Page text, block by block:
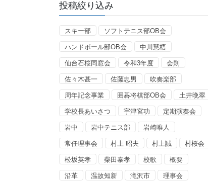
投稿絞り込み
スキー部 ソフトテニス部OB会
ハンドボール部OB会 中川慧梧
仙台石桜同窓会 令和3年度 会則
佐々木甚一 佐藤忠男 吹奏楽部
周年記念事業 囲碁将棋部OB会 土井晩翠
学校長あいさつ 宇津宮功 定期演奏会
岩中 岩中テニス部 岩崎唯人
常任理事会 村上 昭夫 村上誠 村桜会
松坂英孝 柴田泰孝 校歌 概要
沿革 温故知新 滝沢市 理事会